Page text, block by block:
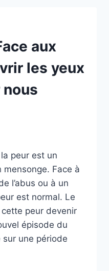
aux
les yeux
peur est un
mensonge. Face à
l’abus ou à un
est normal. Le
cette peur devenir
épisode du
une période